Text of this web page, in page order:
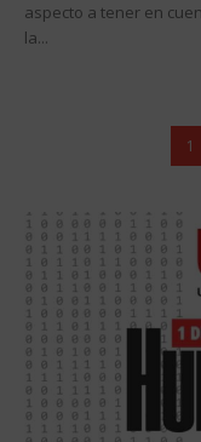
aspecto a tener en
la...
1